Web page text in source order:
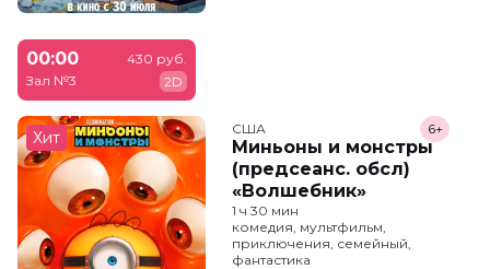
00:00
Зал №3
430 руб.
2D
Хит США
Миньоны и монстры
(предсеанс. обсл)
«Волшебник»
6+
1 ч 30 мин
комедия, мультфильм,
приключения, семейный,
фантастика